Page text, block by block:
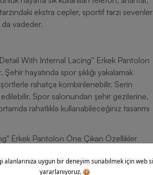
ekstra cepler, sportif tarzı sevenler
da vadeder.
With Internal Lacing'' Erkek Pantolon
hayatında spor şıklığı yakalamak
rahatça kombinlenebilir. Serin
Spor salonundan şehir gezilerine,
rahatlıkla kullanabileceğiniz tasarımı
Erkek Pantolon Öne Çıkan Özellikler
sunar.